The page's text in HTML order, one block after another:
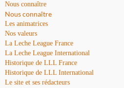
Nous connaître
Nous connaître
Les animatrices
Nos valeurs
La Leche League France
La Leche League International
Historique de LLL France
Historique de LLL International
Le site et ses rédacteurs